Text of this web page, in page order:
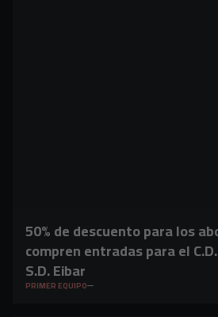
50% de descuento para los
compren entradas para el
S.D. Eibar
PRIMER EQUIPO